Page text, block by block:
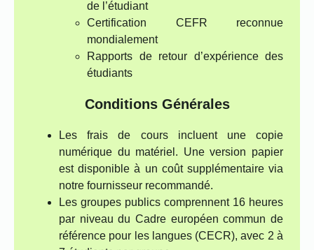
de l’étudiant
Certification CEFR reconnue
mondialement
Rapports de retour d’expérience des
étudiants
Conditions Générales
Les frais de cours incluent une copie
numérique du matériel. Une version papier
est disponible à un coût supplémentaire via
notre fournisseur recommandé.
Les groupes publics comprennent 16 heures
par niveau du Cadre européen commun de
référence pour les langues (CECR), avec 2 à